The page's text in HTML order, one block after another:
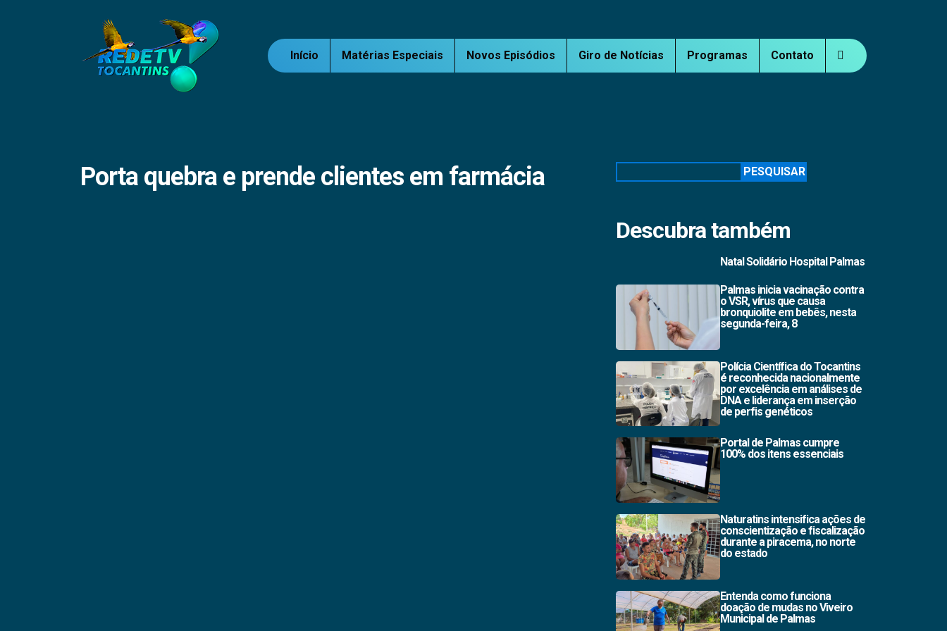
Início Matérias Especiais Novos Episódios Giro de Notícias Programas Contato
Porta quebra e prende clientes em farmácia PESQUISAR
Descubra também
Natal Solidário Hospital Palmas
Palmas inicia vacinação contra
o VSR, vírus que causa
bronquiolite em bebês, nesta
segunda-feira, 8
Polícia Científica do Tocantins
é reconhecida nacionalmente
por excelência em análises de
DNA e liderança em inserção
de perfis genéticos
Portal de Palmas cumpre
100% dos itens essenciais
Naturatins intensifica ações de
conscientização e fiscalização
durante a piracema, no norte
do estado
Entenda como funciona
doação de mudas no Viveiro
Municipal de Palmas